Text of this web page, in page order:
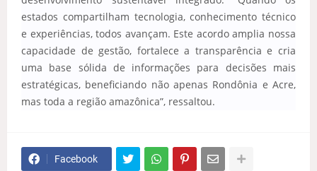
estados compartilham tecnologia, conhecimento técnico
e experiências, todos avançam. Este acordo amplia nossa
capacidade de gestão, fortalece a transparência e cria
uma base sólida de informações para decisões mais
estratégicas, beneficiando não apenas Rondônia e Acre,
mas toda a região amazônica”, ressaltou.
Facebook